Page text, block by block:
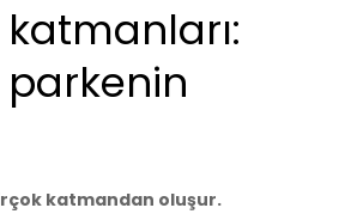
katmandan oluşur.